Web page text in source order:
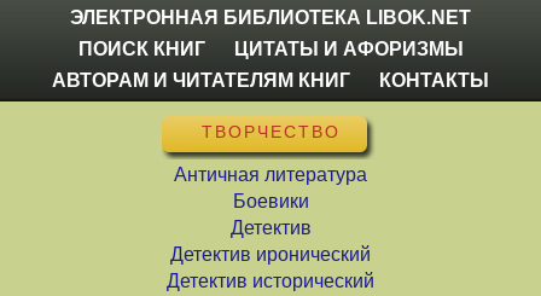
ЭЛЕКТРОННАЯ БИБЛИОТЕКА LIBOK.NET
ПОИСК КНИГ
ЦИТАТЫ И АФОРИЗМЫ
АВТОРАМ И ЧИТАТЕЛЯМ КНИГ
КОНТАКТЫ
ТВОРЧЕСТВО
Античная литература
Боевики
Детектив
Детектив иронический
Детектив исторический